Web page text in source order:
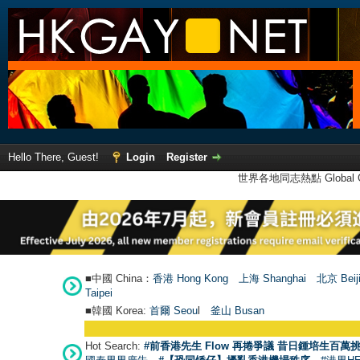
Hello There, Guest! Login
Register
世界各地同志熱點
■中國 China： 香港 Hong Kong 上海 Shanghai
北京
Taipei
■韓國 Korea: 首爾 Seoul 釜山 Busan
Hot Search: #前香港先生 Flow 再捲爭議 昔日鍾培生百萬